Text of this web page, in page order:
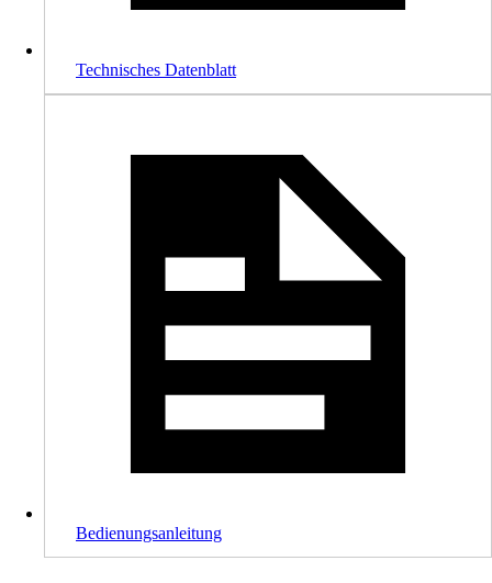
Technisches Datenblatt
Bedienungsanleitung